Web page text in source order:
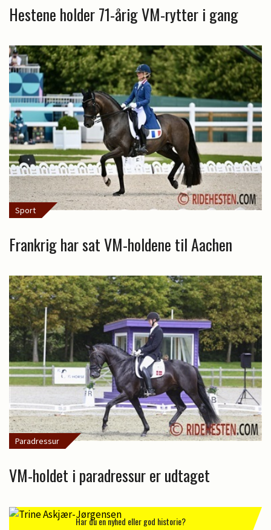
Hestene holder 71-årig VM-rytter i gang
Sport
Frankrig har sat VM-holdene til Aachen
Paradressur
VM-holdet i paradressur er udtaget
Har du en nyhed eller god historie?